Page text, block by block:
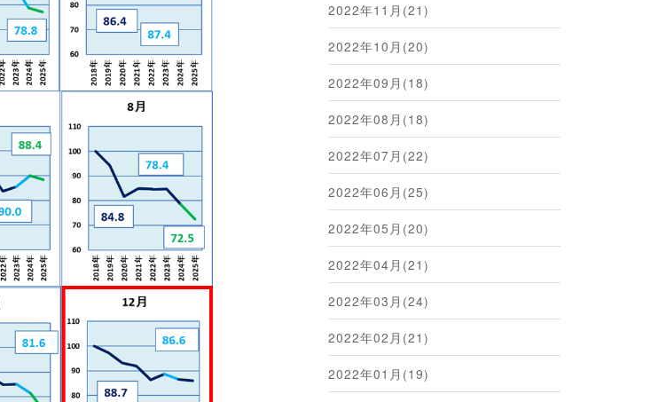
2022年11月(21)
2022年10月(20)
2022年09月(18)
2022年08月(18)
2022年07月(22)
2022年06月(25)
2022年05月(20)
2022年04月(21)
2022年03月(24)
2022年02月(21)
2022年01月(19)